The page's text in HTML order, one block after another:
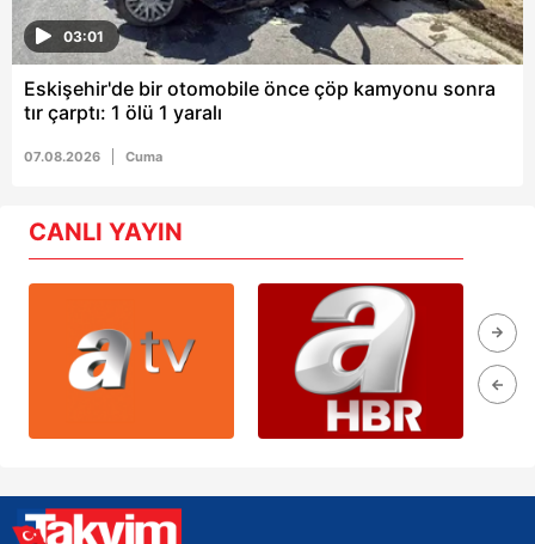
03:01
Eskişehir'de bir otomobile önce çöp kamyonu sonra
tır çarptı: 1 ölü 1 yaralı
07.08.2026 Cuma
CANLI YAYIN